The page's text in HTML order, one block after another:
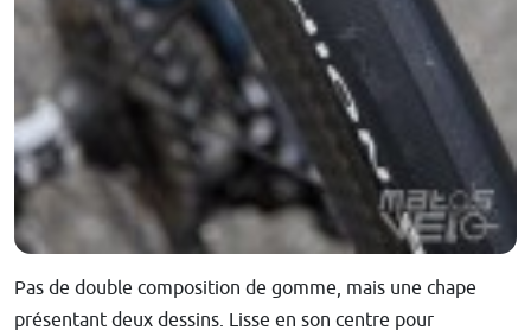
Pas de double composition de gomme, mais une chape
présentant deux dessins. Lisse en son centre pour